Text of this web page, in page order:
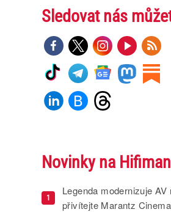
Sledovat nás
Novinky na
1
Legenda modernizuje AV
přivítejte Marantz